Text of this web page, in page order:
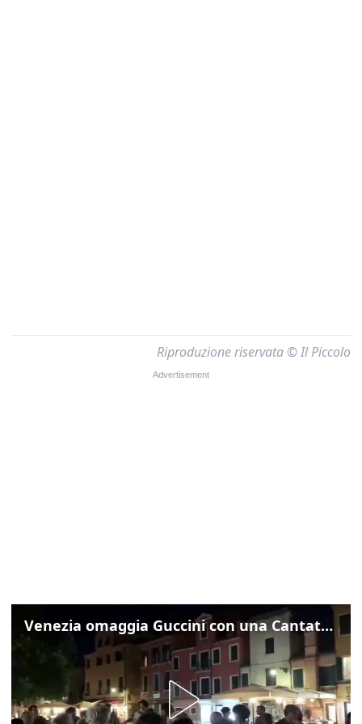
Riproduzione riservata © Il Piccolo
Venezia omaggia Guccini con una Cantata Anarchica in campo Santa Margherita